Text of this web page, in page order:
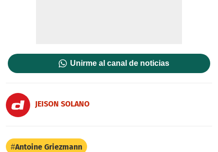
Unirme al canal de noticias
JEISON SOLANO
Antoine Griezmann